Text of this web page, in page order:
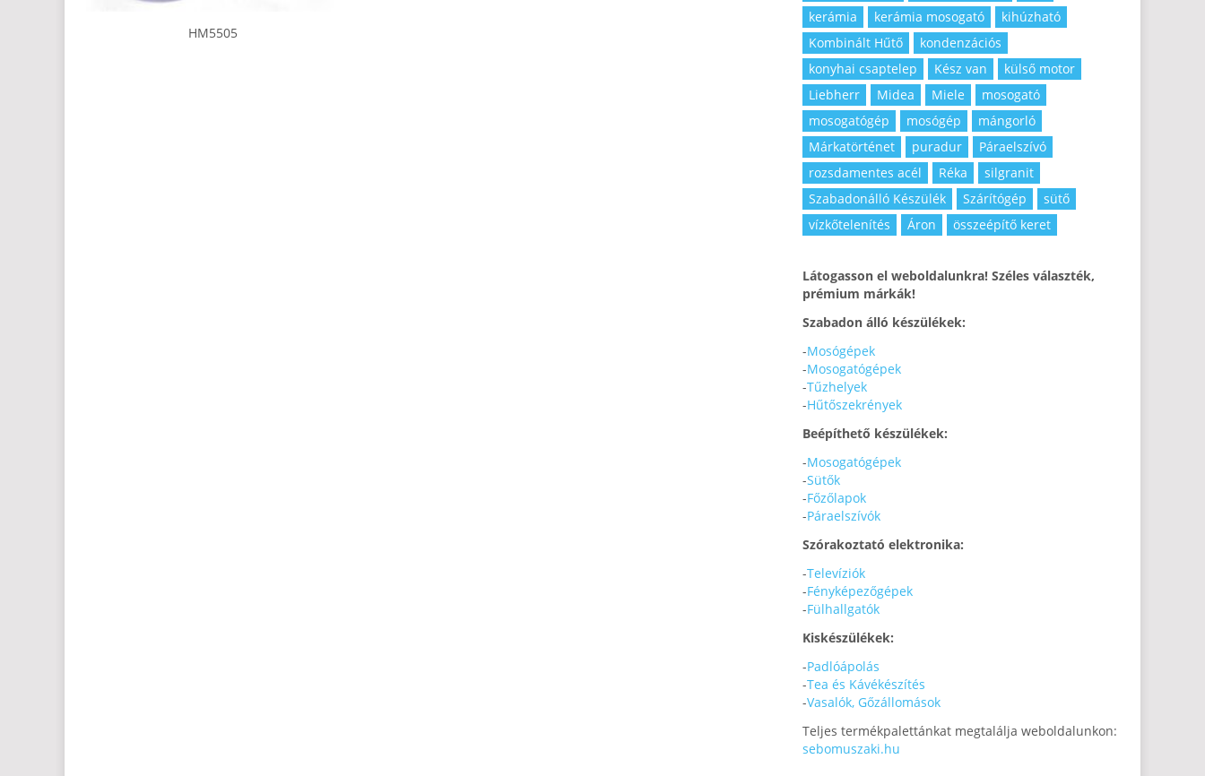
HM5505
kerámia
kerámia mosogató
kihúzható
Kombinált Hűtő
kondenzációs
konyhai csaptelep
Kész van
külső motor
Liebherr
Midea Miele
mosogató
mosogatógép
mosógép
mángorló
Márkatörténet
puradur
Páraelszívó
rozsdamentes acél
Réka
silgranit
Szabadonálló Készülék
Szárítógép
sütő
vízkőtelenítés
Áron összeépítő keret
Látogasson el weboldalunkra! Széles választék,
prémium márkák!
Szabadon álló készülékek:
-Mosógépek
-Mosogatógépek
-Tűzhelyek
-Hűtőszekrények
Beépíthető készülékek:
-Mosogatógépek
-Sütők
-Főzőlapok
-Páraelszívók
Szórakoztató elektronika:
-Televíziók
-Fényképezőgépek
-Fülhallgatók
Kiskészülékek:
-Padlóápolás
-Tea és Kávékészítés
-Vasalók, Gőzállomások
Teljes termékpalettánkat megtalálja weboldalunkon:
sebomuszaki.hu